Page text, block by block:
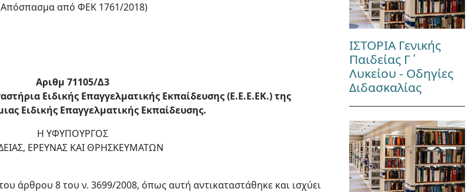
από ΦΕΚ 1761/2018)
Αριθμ 71105/Δ3
Ειδικής Επαγγελματικής Εκπαίδευσης (Ε.Ε.Ε.ΕΚ.) της
Ειδικής Επαγγελματικής Εκπαίδευσης.
Η ΥΦΥΠΟΥΡΓΟΣ
ΕΡΕΥΝΑΣ ΚΑΙ ΘΡΗΣΚΕΥΜΑΤΩΝ
άρθρου 8 του ν. 3699/2008, όπως αυτή αντικαταστάθηκε και ισχύει
ΙΣΤΟΡΙΑ Γενικής
Παιδείας Γ΄
Λυκείου - Οδηγίες
Διδασκαλίας